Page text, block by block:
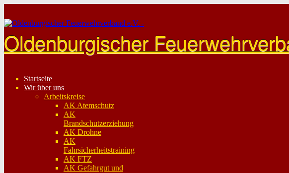
content
Oldenburgischer
Startseite
Wir über uns
Arbeitskreise
AK Atemschutz
AK
Brandschutzerziehung
AK Drohne
AK
Fahrsicherheitstraining
AK FTZ
AK Gefahrgut und